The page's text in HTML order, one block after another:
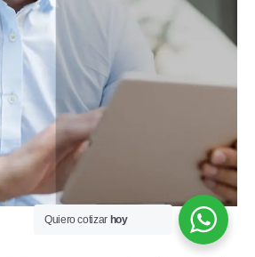
Quiero cotizar hoy